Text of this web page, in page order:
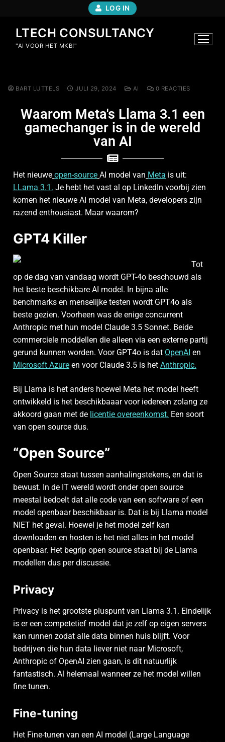
LOG IN
LTECH CONSULTANCY
"AI VOOR HET MKB!"
BART LUTTELS JULI 29, 2024 AI 0 REACTIES
Waarom Meta's Llama 3.1 een
gamechanger is in de wereld
van AI
Het nieuwe open-source AI model van Meta is uit:
LLama 3.1. Je hebt het vast al op LinkedIn voorbij zien
komen het nieuwe AI model van Meta, developers zijn
razend enthousiast. Maar waarom?
GPT4 Killer
Tot
op de dag van vandaag wordt GPT-4o beschouwd als
het beste beschikbare AI model. In bijna alle
benchmarks en menselijke testen wordt GPT4o als
beste gezien. Voorheen was de enige concurrent
Anthropic met hun model Claude 3.5 Sonnet. Beide
commerciele moddellen die alleen via een externe partij
gerund kunnen worden. Voor GPT4o is dat OpenAI en
Microsoft Azure en voor Claude 3.5 is het Anthropic.
Bij Llama is het anders hoewel Meta het model heeft
ontwikkeld is het beschikbaaar voor iedereen zolang ze
akkoord gaan met de licentie overeenkomst. Een soort
van open source dus.
“Open Source”
Open Source staat tussen aanhalingstekens, en dat is
bewust. In de IT wereld wordt onder open source
meestal bedoelt dat alle code van een software of een
model openbaar beschikbaar is. Dat is bij Llama model
NIET het geval. Hoewel je het model zelf kan
downloaden en hosten is het niet alles in het model
openbaar. Het begrip open source staat bij de Llama
modellen dus per discussie.
Privacy
Privacy is het grootste pluspunt van Llama 3.1. Eindelijk
is er een competetief model dat je zelf op eigen servers
kan runnen zodat alle data binnen huis blijft. Voor
bedrijven die hun data liever niet naar Microsoft,
Anthropic of OpenAI zien gaan, is dit natuurlijk
fantastisch. Al helemaal wanneer ze het model willen
fine tunen.
Fine-tuning
Het Fine-tunen van een AI model (Large Language